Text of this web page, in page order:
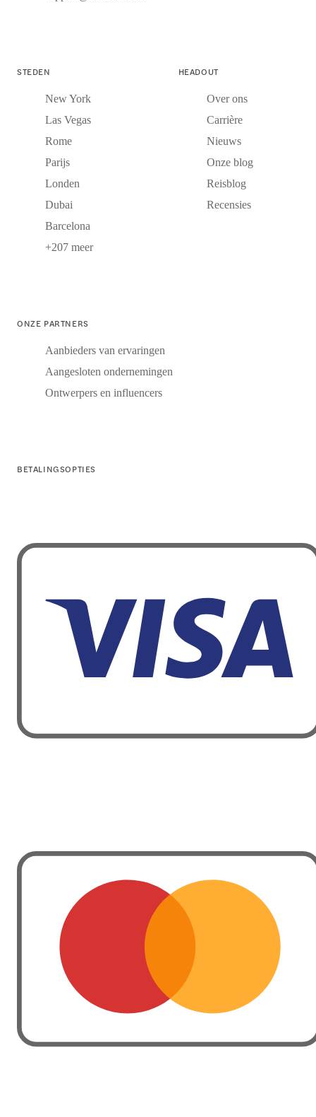
STEDEN
New York
Las Vegas
Rome
Parijs
Londen
Dubai
Barcelona
+207 meer
HEADOUT
Over ons
Carrière
Nieuws
Onze blog
Reisblog
Recensies
ONZE PARTNERS
Aanbieders van ervaringen
Aangesloten ondernemingen
Ontwerpers en influencers
BETALINGSOPTIES